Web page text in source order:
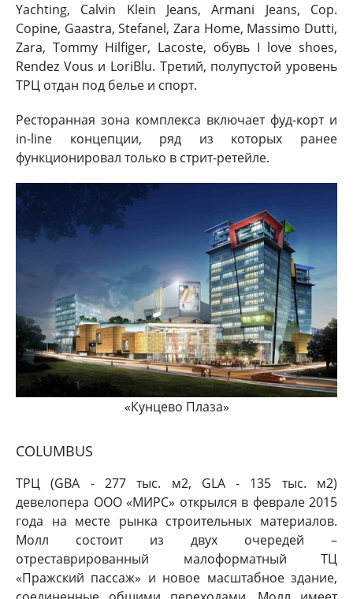
Yachting, Calvin Klein Jeans, Armani Jeans, Cop.
Copine, Gaastra, Stefanel, Zara Home, Massimo Dutti,
Zara, Tommy Hilfiger, Lacoste, обувь I love shoes,
Rendez Vous и LoriBlu. Третий, полупустой уровень
ТРЦ отдан под белье и спорт.
Ресторанная зона комплекса включает фуд-корт и
in-line концепции, ряд из которых ранее
функционировал только в стрит-ретейле.
«Кунцево Плаза»
COLUMBUS
ТРЦ (GBA - 277 тыс. м2, GLA - 135 тыс. м2)
девелопера ООО «МИРС» открылся в феврале 2015
года на месте рынка строительных материалов.
Молл состоит из двух очередей –
отреставрированный малоформатный ТЦ
«Пражский пассаж» и новое масштабное здание,